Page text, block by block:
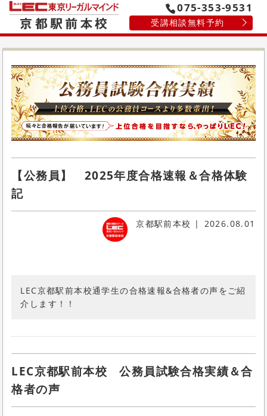
075-353-9531
受講相談無料予約
【公務員】 2025年度合格速報＆合格体験
記
京都駅前本校 2026.08.01
LEC京都駅前本校通学生の合格速報&合格者の声をご紹
介します！！
LEC京都駅前本校 公務員試験合格実績＆合
格者の声